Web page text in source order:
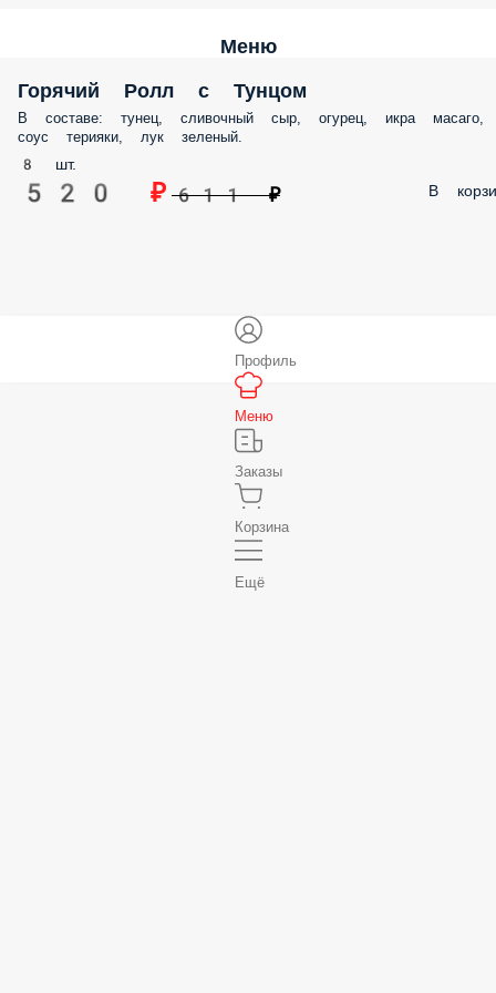
Меню
Горячий Ролл с Тунцом
В составе: тунец, сливочный сыр, огурец, икра масаго,
соус терияки, лук зеленый.
8 шт.
520 ₽ 611 ₽ В
Профиль
Меню
Заказы
Корзина
Ещё